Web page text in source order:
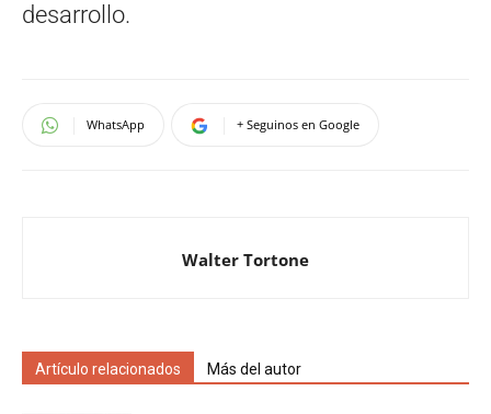
desarrollo.
WhatsApp + Seguinos en Google
Walter Tortone
Artículo relacionados Más del autor